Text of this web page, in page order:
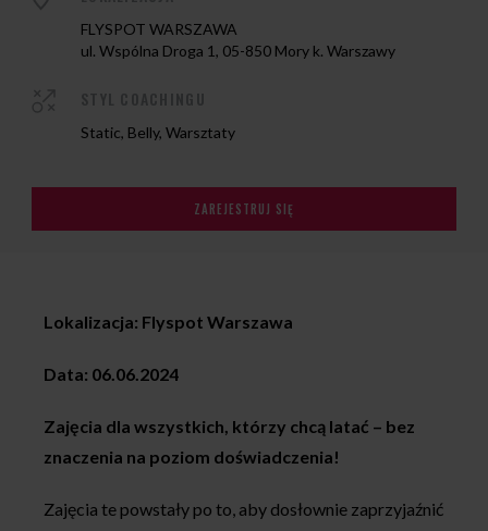
FLYSPOT WARSZAWA
ul. Wspólna Droga 1, 05-850 Mory k. Warszawy
Static, Belly, Warsztaty
ZAREJESTRUJ SIĘ
Lokalizacja: Flyspot Warszawa
Data: 06.06.2024
Zajęcia dla wszystkich, którzy chcą latać – bez
znaczenia na poziom doświadczenia!
Zajęcia te powstały po to, aby dosłownie zaprzyjaźnić